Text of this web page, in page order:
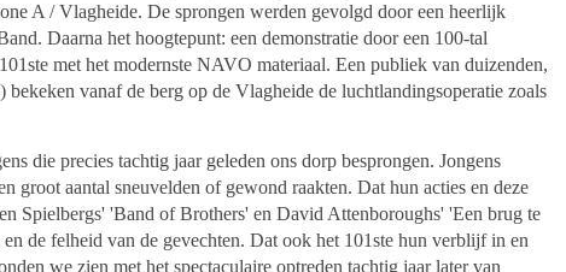
A / Vlagheide. De sprongen werden gevolgd door een heerlijk
Daarna het hoogtepunt: een demonstratie door een 100-tal
met het modernste NAVO materiaal. Een publiek van duizenden,
vanaf de berg op de Vlagheide de luchtlandingsoperatie zoals
die precies tachtig jaar geleden ons dorp besprongen. Jongens
groot aantal sneuvelden of gewond raakten. Dat hun acties en deze
Spielbergs' 'Band of Brothers' en David Attenboroughs' 'Een brug te
de felheid van de gevechten. Dat ook het 101ste hun verblijf in en
we zien met het spectaculaire optreden tachtig jaar later van